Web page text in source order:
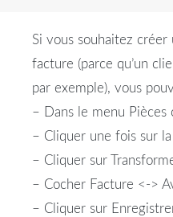
Si vous souhaitez
facture (parce qu’un
par exemple), vous
– Dans le menu Pièces
– Cliquer une fois sur
– Cliquer sur
– Cocher Facture <->
– Cliquer sur